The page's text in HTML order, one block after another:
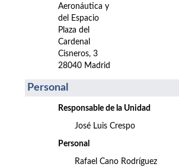
Aeronáutica y
del Espacio
Plaza del
Cardenal
Cisneros, 3
28040 Madrid
Personal
Responsable de la Unidad
José Luis Crespo
Personal
Rafael Cano Rodríguez